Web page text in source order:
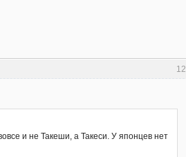
12
и не Такеши, а Такеси. У японцев нет